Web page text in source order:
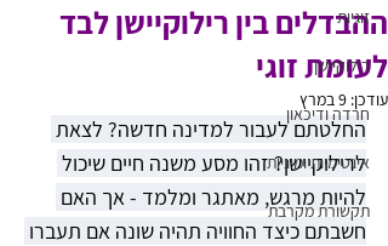
זוגיות
רילוקיישן
חרדה ודיכאון
אינטימיות ומיניות
תקשורת מקרבת
ההבדלים בין רילוקיישן לבד
לעומת זוגי
עודכן: 9 במרץ
החלטתם לעבור למדינה חדשה? לצאת
לרילוקיישן? זהו מסע משנה חיים שיכול
להיות מרגש, מאתגר ומלמד - אך האם
חשבתם כיצד החוויה תהיה שונה אם תעברו